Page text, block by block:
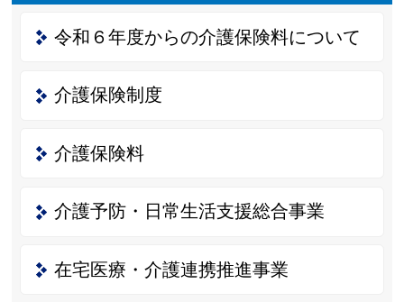
令和６年度からの介護保険料について
介護保険制度
介護保険料
介護予防・日常生活支援総合事業
在宅医療・介護連携推進事業